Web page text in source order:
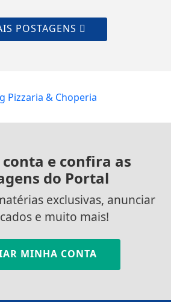
POSTAGENS
conta e confira as
do Portal
exclusivas, anunciar
e muito mais!
MINHA CONTA